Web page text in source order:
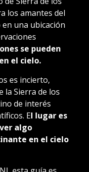
los amantes del
una ubicación
se pueden
el cielo.
es incierto,
la Sierra de los
de interés
El lugar es
algo
en el cielo